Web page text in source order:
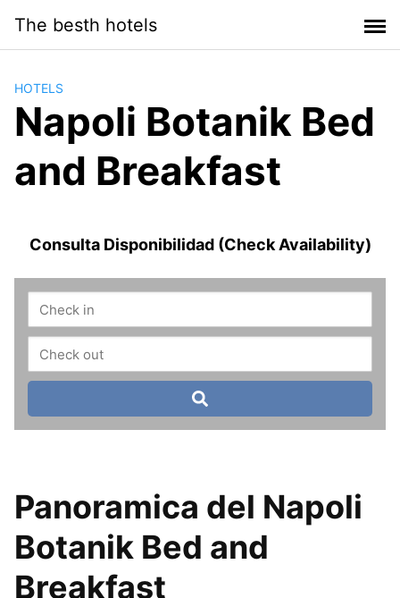
contenido
The besth hotels
HOTELS
Napoli Botanik Bed
and Breakfast
Consulta Disponibilidad (Check Availability)
Panoramica del Napoli
Botanik Bed and
Breakfast